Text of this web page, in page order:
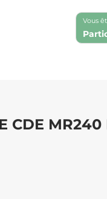
Vous
CDE MR240